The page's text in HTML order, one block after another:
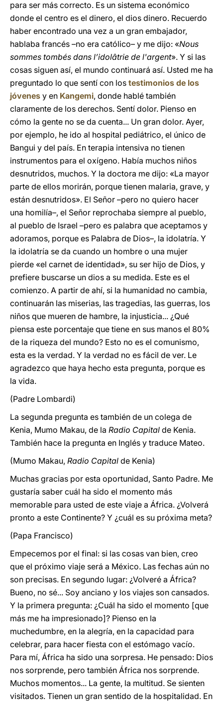
para ser más correcto. Es un sistema económico
donde el centro es el dinero, el dios dinero. Recuerdo
haber encontrado una vez a un gran embajador,
hablaba francés –no era católico– y me dijo: «Nous
sommes tombés dans l’idolâtrie de l'argent». Y si las
cosas siguen así, el mundo continuará así. Usted me ha
preguntado lo que sentí con los testimonios de los
jóvenes y en Kangemi, donde hablé también
claramente de los derechos. Sentí dolor. Pienso en
cómo la gente no se da cuenta... Un gran dolor. Ayer,
por ejemplo, he ido al hospital pediátrico, el único de
Bangui y del país. En terapia intensiva no tienen
instrumentos para el oxígeno. Había muchos niños
desnutridos, muchos. Y la doctora me dijo: «La mayor
parte de ellos morirán, porque tienen malaria, grave, y
están desnutridos». El Señor –pero no quiero hacer
una homilía–, el Señor reprochaba siempre al pueblo,
al pueblo de Israel –pero es palabra que aceptamos y
adoramos, porque es Palabra de Dios–, la idolatría. Y
la idolatría se da cuando un hombre o una mujer
pierde «el carnet de identidad», su ser hijo de Dios, y
prefiere buscarse un dios a su medida. Este es el
comienzo. A partir de ahí, si la humanidad no cambia,
continuarán las miserias, las tragedias, las guerras, los
niños que mueren de hambre, la injusticia... ¿Qué
piensa este porcentaje que tiene en sus manos el 80%
de la riqueza del mundo? Esto no es el comunismo,
esta es la verdad. Y la verdad no es fácil de ver. Le
agradezco que haya hecho esta pregunta, porque es
la vida.
(Padre Lombardi)
La segunda pregunta es también de un colega de
Kenia, Mumo Makau, de la Radio Capital de Kenia.
También hace la pregunta en Inglés y traduce Mateo.
(Mumo Makau, Radio Capital de Kenia)
Muchas gracias por esta oportunidad, Santo Padre. Me
gustaría saber cuál ha sido el momento más
memorable para usted de este viaje a África. ¿Volverá
pronto a este Continente? Y ¿cuál es su próxima meta?
(Papa Francisco)
Empecemos por el final: si las cosas van bien, creo
que el próximo viaje será a México. Las fechas aún no
son precisas. En segundo lugar: ¿Volveré a África?
Bueno, no sé... Soy anciano y los viajes son cansados.
Y la primera pregunta: ¿Cuál ha sido el momento [que
más me ha impresionado]? Pienso en la
muchedumbre, en la alegría, en la capacidad para
celebrar, para hacer fiesta con el estómago vacío.
Para mí, África ha sido una sorpresa. He pensado: Dios
nos sorprende, pero también África nos sorprende.
Muchos momentos... La gente, la multitud. Se sienten
visitados. Tienen un gran sentido de la hospitalidad. En